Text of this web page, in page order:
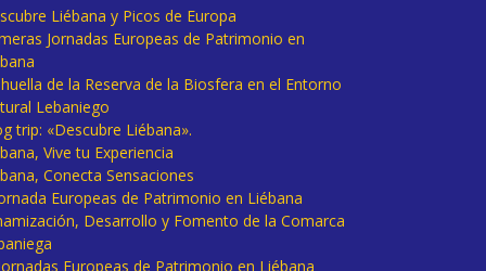
Liébana y Picos de Europa
Jornadas Europeas de Patrimonio en
de la Reserva de la Biosfera en el Entorno
Lebaniego
trip: «Descubre Liébana».
Vive tu Experiencia
Conecta Sensaciones
Europeas de Patrimonio en Liébana
Desarrollo y Fomento de la Comarca
Europeas de Patrimonio en Liébana